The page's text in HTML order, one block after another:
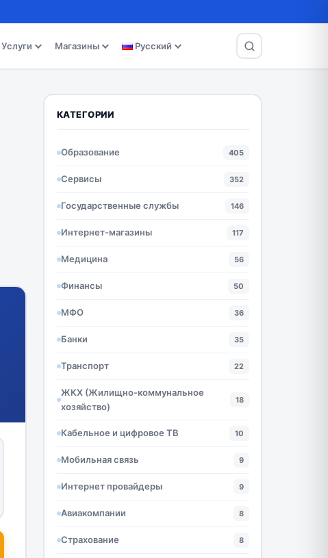
Услуги Магазины Русский
КАТЕГОРИИ
Образование 405
Сервисы 352
Государственные службы 146
Интернет-магазины 117
Медицина 56
Финансы 50
МФО 36
Банки 35
Транспорт 22
ЖКХ (Жилищно-коммунальное
хозяйство)
18
Кабельное и цифровое ТВ 10
Мобильная связь 9
Интернет провайдеры 9
Авиакомпании 8
Страхование 8